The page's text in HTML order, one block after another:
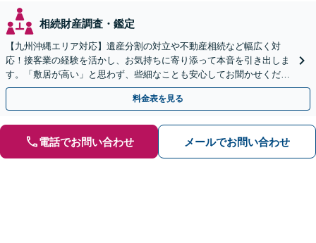
相続財産調査・鑑定
【九州沖縄エリア対応】遺産分割の対立や不動産相続など幅広く対
応！接客業の経験を活かし、お気持ちに寄り添って本音を引き出しま
す。「敷居が高い」と思わず、些細なことも安心してお聞かせくださ
い【初回相談無料】【夜間・休日相談可】
料金表を見る
電話でお問い合わせ メールでお問い合わせ